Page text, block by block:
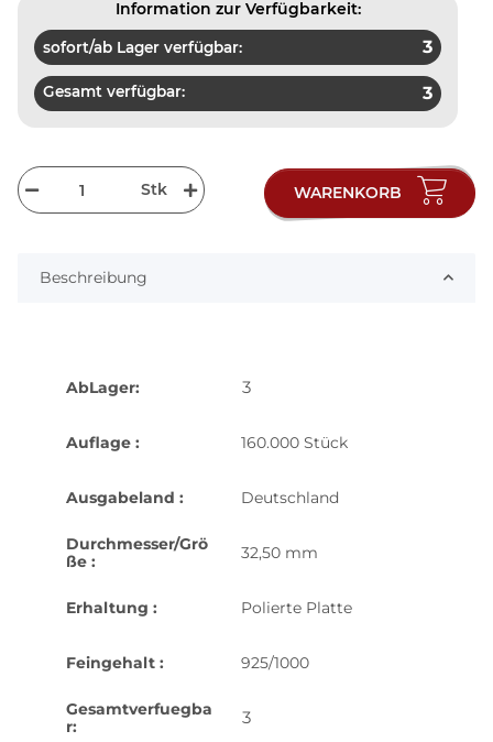
Information zur Verfügbarkeit:
sofort/ab Lager verfügbar: 3
Gesamt verfügbar: 3
Stk WARENKORB
Beschreibung
AbLager: 3
Auflage : 160.000 Stück
Ausgabeland : Deutschland
Durchmesser/Grö
ße :
32,50 mm
Erhaltung : Polierte Platte
Feingehalt : 925/1000
Gesamtverfuegba
r:
3